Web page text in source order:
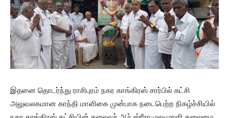
இதனை தொடர்ந்து ராசிபுரம் நகர காங்கிரஸ் சார்பில் கட்சி
அலுவலகமான காந்தி மாளிகை முன்பாக நடைபெற்ற நிகழ்ச்சியில்